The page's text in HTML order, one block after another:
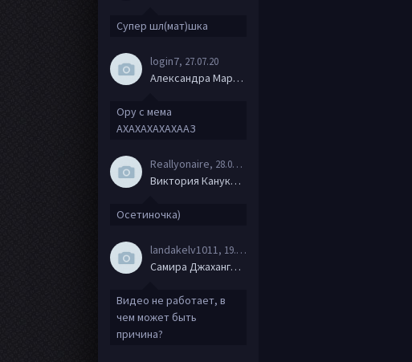
Супер шл(мат)шка
login7, 27.07.20
Александра Маркова
Ору с мема
АХАХАХАХАХААЗ
Reallyonaire, 28.06.20
Виктория Канукова
Осетиночка)
landakelv1011 , 19.06.20
Самира Джахангирова
Видео не работает, в
чем может быть
причина?